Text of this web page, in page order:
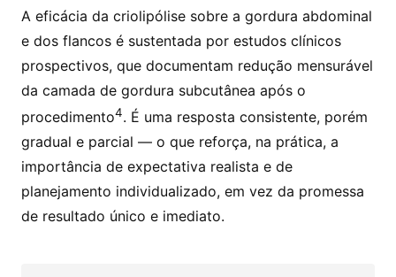
A eficácia da criolipólise sobre a gordura abdominal
e dos flancos é sustentada por estudos clínicos
prospectivos, que documentam redução mensurável
da camada de gordura subcutânea após o
procedimento4. É uma resposta consistente, porém
gradual e parcial — o que reforça, na prática, a
importância de expectativa realista e de
planejamento individualizado, em vez da promessa
de resultado único e imediato.